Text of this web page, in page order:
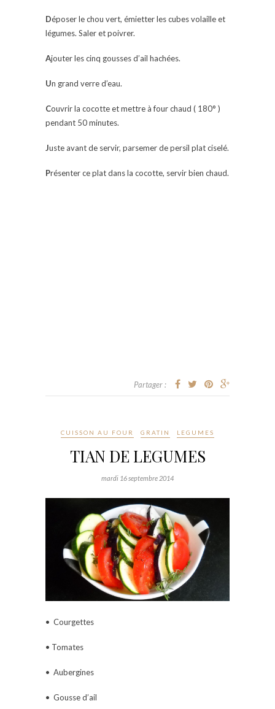
Déposer le chou vert, émietter les cubes volaille et
légumes. Saler et poivrer.
Ajouter les cinq gousses d’ail hachées.
Un grand verre d’eau.
Couvrir la cocotte et mettre à four chaud ( 180° )
pendant 50 minutes.
Juste avant de servir, parsemer de persil plat ciselé.
Présenter ce plat dans la cocotte, servir bien chaud.
Partager :
CUISSON AU FOUR GRATIN LEGUMES
TIAN DE LEGUMES
mardi 16 septembre 2014
• Courgettes
• Tomates
• Aubergines
• Gousse d’ail